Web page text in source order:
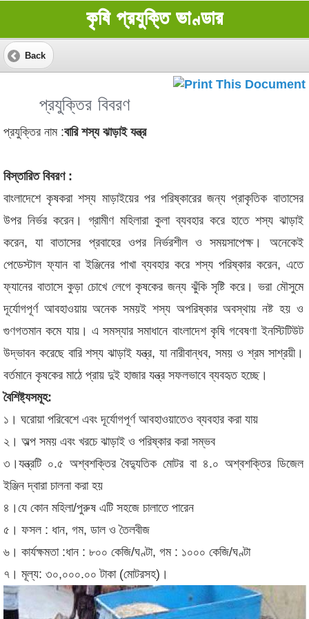
কৃষি প্রযুক্তি ভাণ্ডার
Back
প্রযুক্তির বিবরণ
প্রযুক্তির নাম :বারি শস্য ঝাড়াই যন্ত্র
বিস্তারিত বিবরণ :
বাংলাদেশে কৃষকরা শস্য মাড়াইয়ের পর পরিষ্কারের জন্য প্রাকৃতিক বাতাসের
উপর নির্ভর করেন। গ্রামীণ মহিলারা কুলা ব্যবহার করে হাতে শস্য ঝাড়াই
করেন, যা বাতাসের প্রবাহের ওপর নির্ভরশীল ও সময়সাপেক্ষ। অনেকেই
পেডেস্টাল ফ্যান বা ইঞ্জিনের পাখা ব্যবহার করে শস্য পরিষ্কার করেন, এতে
ফ্যানের বাতাসে কুড়া চোখে লেগে কৃষকের জন্য ঝুঁকি সৃষ্টি করে। ভরা মৌসুমে
দূর্যোগপূর্ণ আবহাওয়ায় অনেক সময়ই শস্য অপরিষ্কার অবস্থায় নষ্ট হয় ও
গুণগতমান কমে যায়। এ সমস্যার সমাধানে বাংলাদেশ কৃষি গবেষণা ইনস্টিটিউট
উদ্ভাবন করেছে বারি শস্য ঝাড়াই যন্ত্র, যা নারীবান্ধব, সময় ও শ্রম সাশ্রয়ী।
বর্তমানে কৃষকের মাঠে প্রায় দুই হাজার যন্ত্র সফলভাবে ব্যবহৃত হচ্ছে।
বৈশিষ্ট্যসমূহ:
১। ঘরোয়া পরিবেশে এবং দূর্যোগপূর্ণ আবহাওয়াতেও ব্যবহার করা যায়
২। অল্প সময় এবং খরচে ঝাড়াই ও পরিষ্কার করা সম্ভব
৩।যন্ত্রটি ০.৫ অশ্বশক্তির বৈদ্যুতিক মোটর বা ৪.০ অশ্বশক্তির ডিজেল
ইঞ্জিন দ্বারা চালনা করা হয়
৪।যে কোন মহিলা/পুরুষ এটি সহজে চালাতে পারেন
৫। ফসল : ধান, গম, ডাল ও তৈলবীজ
৬। কার্যক্ষমতা :ধান : ৮০০ কেজি/ঘণ্টা, গম : ১০০০ কেজি/ঘণ্টা
৭। মূল্য: ৩০,০০০.০০ টাকা (মোটরসহ)।